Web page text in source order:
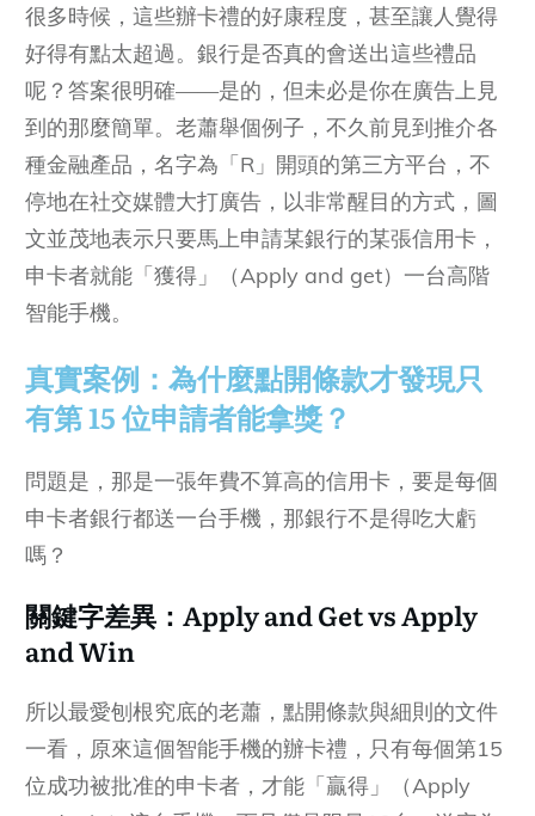
很多時候，這些辦卡禮的好康程度，甚至讓人覺得
好得有點太超過。銀行是否真的會送出這些禮品
呢？答案很明確——是的，但未必是你在廣告上見
到的那麼簡單。老蕭舉個例子，不久前見到推介各
種金融產品，名字為「R」開頭的第三方平台，不
停地在社交媒體大打廣告，以非常醒目的方式，圖
文並茂地表示只要馬上申請某銀行的某張信用卡，
申卡者就能「獲得」（Apply and get）一台高階
智能手機。
真實案例：為什麼點開條款才發現只
有第 15 位申請者能拿獎？
問題是，那是一張年費不算高的信用卡，要是每個
申卡者銀行都送一台手機，那銀行不是得吃大虧
嗎？
關鍵字差異：Apply and Get vs Apply
and Win
所以最愛刨根究底的老蕭，點開條款與細則的文件
一看，原來這個智能手機的辦卡禮，只有每個第15
位成功被批准的申卡者，才能「贏得」（Apply